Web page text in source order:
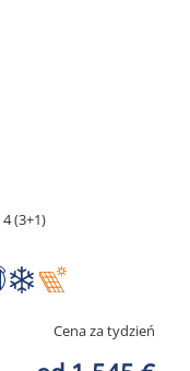
(3+1)
Cena za tydzień